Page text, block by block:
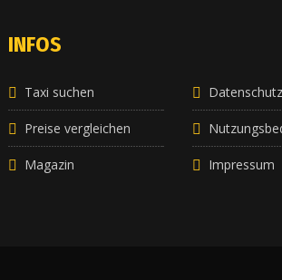
INFOS
Taxi suchen
Preise vergleichen
Magazin
Datenschutz
Impressum